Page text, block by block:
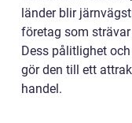
länder blir
företag som
Dess pålitlighet
gör den till ett
handel.